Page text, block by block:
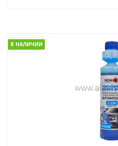
В НАЛИЧИИ